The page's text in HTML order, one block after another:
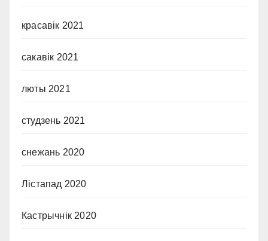
красавік 2021
сакавік 2021
люты 2021
студзень 2021
снежань 2020
Лістапад 2020
Кастрычнік 2020